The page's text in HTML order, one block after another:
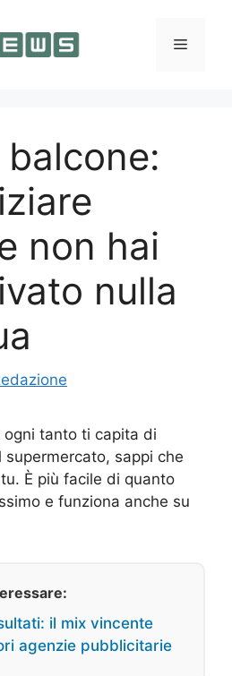
Menu
non hai
nulla
ogni tanto ti capita di
sappi che
È più facile di quanto
e funziona anche su
il mix vincente
agenzie pubblicitarie